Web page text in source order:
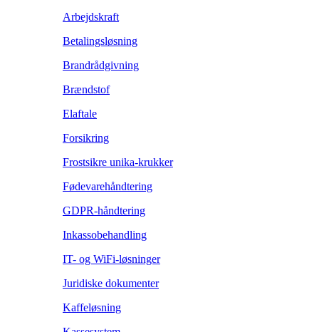
Arbejdskraft
Betalingsløsning
Brandrådgivning
Brændstof
Elaftale
Forsikring
Frostsikre unika-krukker
Fødevarehåndtering
GDPR-håndtering
Inkassobehandling
IT- og WiFi-løsninger
Juridiske dokumenter
Kaffeløsning